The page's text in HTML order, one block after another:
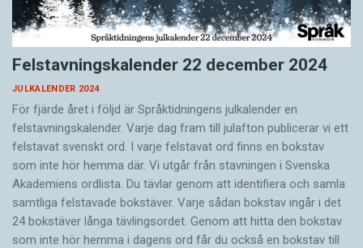
Felstavningskalender 22 december 2024
JULKALENDER 2024
För fjärde året i följd är Språktidningens julkalender en
felstavningskalender. Varje dag fram till julafton publicerar vi ett
felstavat svenskt ord. I varje felstavat ord finns en bokstav
som inte hör hemma där. Vi utgår från stavningen i Svenska
Akademiens ordlista. Du tävlar genom att identifiera och samla
samtliga felstavade bokstäver. Varje sådan bokstav ingår i det
24 bokstäver långa tävlingsordet. Genom att hitta den bokstav
som inte hör hemma i dagens ord får du också en bokstav till